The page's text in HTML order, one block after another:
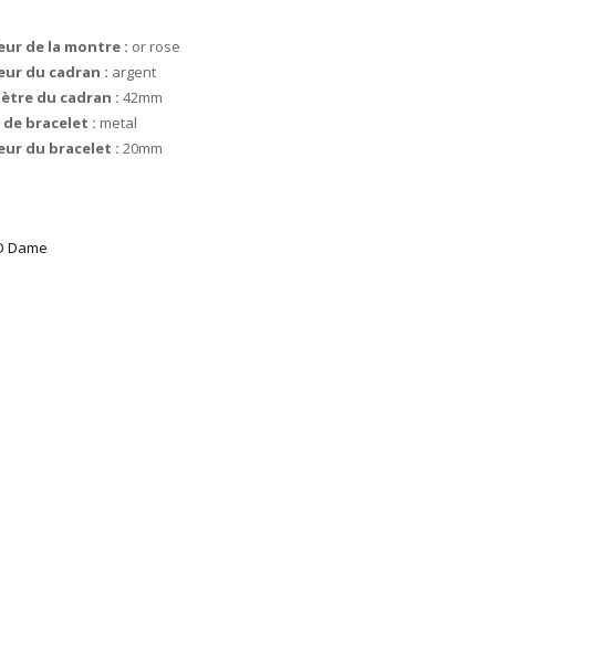
de la montre : or rose
du cadran : argent
du cadran : 42mm
de bracelet : metal
du bracelet : 20mm
Dame